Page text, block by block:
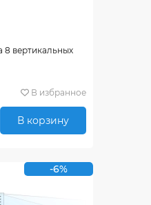
8 вертикальных
В избранное
В корзину
-6%